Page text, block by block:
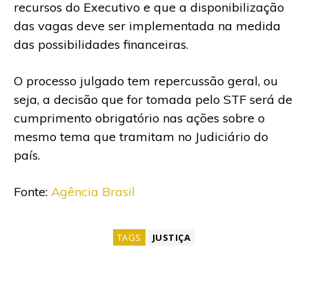
recursos do Executivo e que a disponibilização
das vagas deve ser implementada na medida
das possibilidades financeiras.
O processo julgado tem repercussão geral, ou
seja, a decisão que for tomada pelo STF será de
cumprimento obrigatório nas ações sobre o
mesmo tema que tramitam no Judiciário do
país.
Fonte: Agência Brasil
TAGS JUSTIÇA